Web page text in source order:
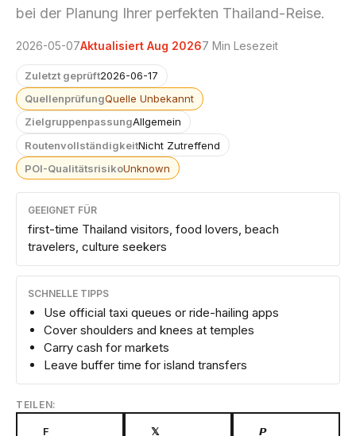
bei der Planung Ihrer perfekten Thailand-Reise.
2026-05-07Aktualisiert Aug 20267 Min Lesezeit
Zuletzt geprüft2026-06-17
QuellenprüfungQuelle Unbekannt
ZielgruppenpassungAllgemein
RoutenvollständigkeitNicht Zutreffend
POI-QualitätsrisikoUnknown
GEEIGNET FÜR
first-time Thailand visitors, food lovers, beach
travelers, culture seekers
SCHNELLE TIPPS
Use official taxi queues or ride-hailing apps
Cover shoulders and knees at temples
Carry cash for markets
Leave buffer time for island transfers
TEILEN:
F 𝕏 𝙋